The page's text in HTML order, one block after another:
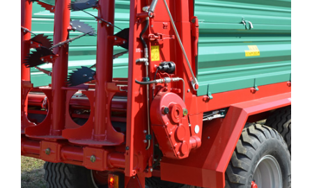
AKCIÓK
FINANSZÍROZÁS
KAPCSOLAT